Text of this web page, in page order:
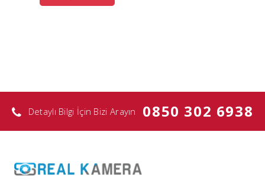
Detaylı Bilgi İçin Bizi Arayın 0850 302 6938